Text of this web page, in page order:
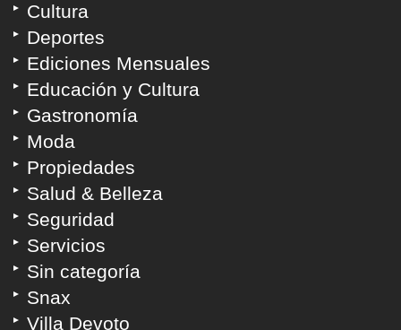
Cultura
Deportes
Ediciones Mensuales
Educación y Cultura
Gastronomía
Moda
Propiedades
Salud & Belleza
Seguridad
Servicios
Sin categoría
Snax
Villa Devoto